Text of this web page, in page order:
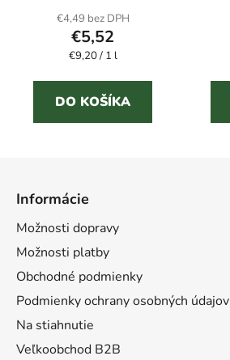
€4,49 bez DPH
€5,52
Jednotková
€9,20 / 1 l
DO KOŠÍKA
Informácie
Možnosti dopravy
Možnosti platby
Obchodné podmienky
Podmienky ochrany osobných údajov
Na stiahnutie
Veľkoobchod B2B